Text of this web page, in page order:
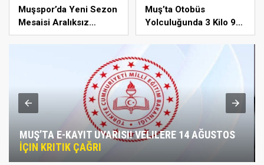
Muşspor’da Yeni Sezon
Mesaisi Aralıksız
Sürüyor
Muş’ta Otobüs
Yolculuğunda 3 Kilo 93
Gram Metamfetamin Ele
Geçirildi
MUŞ’TA 8 YIL 7 AY KESINLEŞMIŞ HAPIS CEZASI
BULUNAN ŞAHIS YAKALANDI